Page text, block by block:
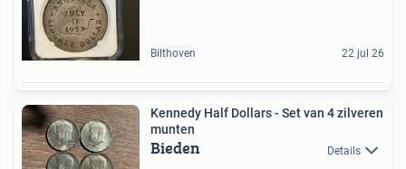
Bilthoven 22 jul 26
Kennedy Half Dollars - Set van 4 zilveren
munten
Bieden Details